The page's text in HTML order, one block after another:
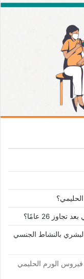
26 عامًا؟
بالنشاط الجنسي
الورم الحليمي